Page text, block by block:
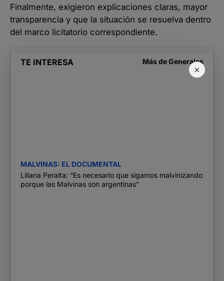
×
Finalmente, exigieron explicaciones claras, mayor
transparencia y que la situación se resuelva dentro
del marco licitatorio correspondiente.
TE INTERESA Más deGenerales
MALVINAS: EL DOCUMENTAL
Liliana Peralta: “Es necesario que sigamos malvinizando
porque las Malvinas son argentinas”